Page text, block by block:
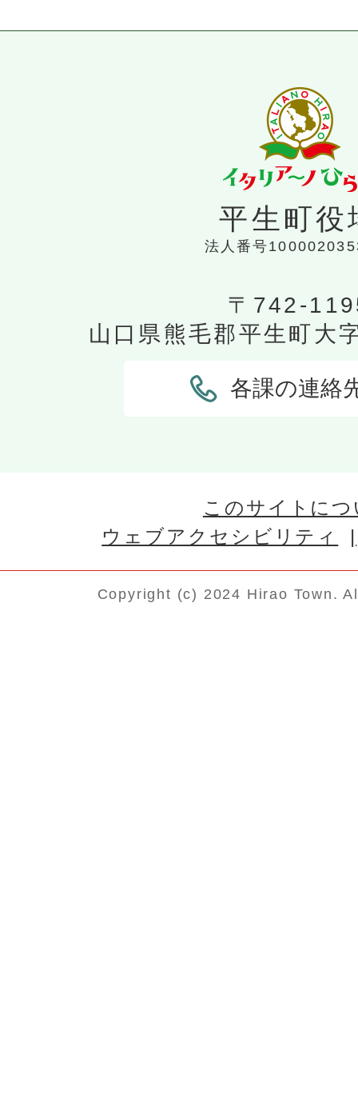
平生町役
法人番号
〒742-
山口県熊毛郡平生町大
各課の連絡
このサイトに
ウェブアクセシビリティ
Copyright (c) 2024 Hirao Town.